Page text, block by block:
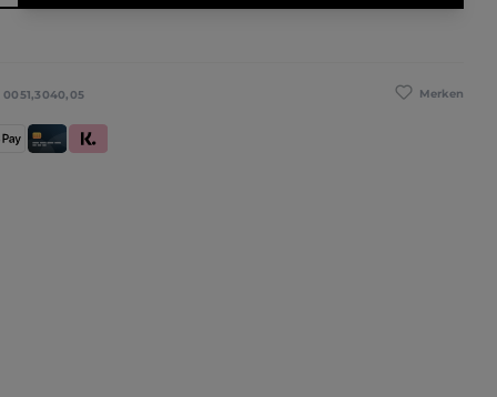
Merken
0051,3040,05
Pay
Kredit- und Debitkarte
Klarna (Rechnung / Ratenkauf / Sofort)